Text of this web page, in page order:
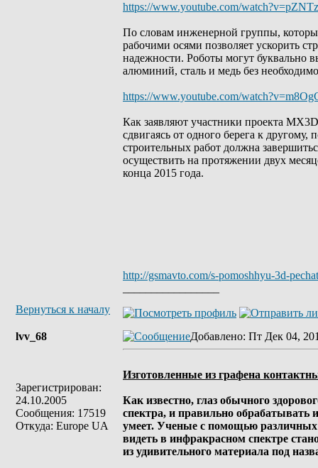
https://www.youtube.com/
По словам инженерной группы,
рабочими осями позволяет ускорить
надежности. Роботы могут буквально
алюминий, сталь и медь без
https://www.youtube.com/
Как заявляют участники проекта
сдвигаясь от одного берега к
строительных работ должна
осуществить на протяжении двух
конца 2015 года.
http://gsmavto.com/s-pomoshhyu-3d-
Вернуться к началу
lvv_68
Зарегистрирован:
24.10.2005
Сообщения: 17519
Откуда: Europe UA
Добавлено: Пт Дек 04,
Изготовленные из графена
Как известно, глаз обычного
спектра, и правильно обрабатывать
умеет. Ученые с помощью различных
видеть в инфракрасном спектре
из удивительного материала под